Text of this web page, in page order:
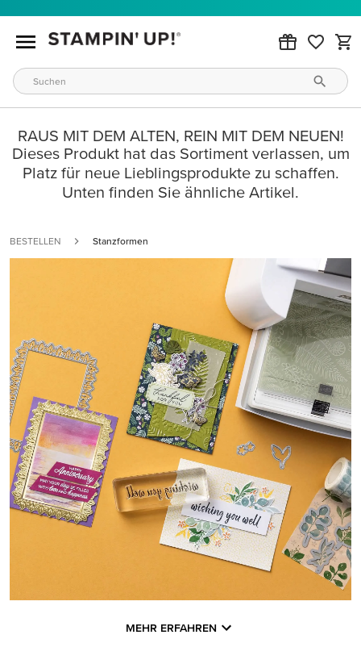
RAUS MIT DEM ALTEN, REIN MIT DEM NEUEN!
Dieses Produkt hat das Sortiment verlassen, um
Platz für neue Lieblingsprodukte zu schaffen.
Unten finden Sie ähnliche Artikel.
BESTELLEN Stanzformen
MEHR ERFAHREN